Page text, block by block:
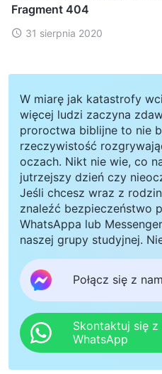
Fragment 404
31 sierpnia 2020
W miarę jak katastrofy
więcej ludzi zaczyna
proroctwa biblijne to nie
rzeczywistość
oczach. Nikt nie wie, co
jutrzejszy dzień czy
Jeśli chcesz wraz z
znaleźć bezpieczeństwo
WhatsAppa lub
naszej grupy studyjnej.
Połącz się z
Skontaktuj się z
WhatsApp